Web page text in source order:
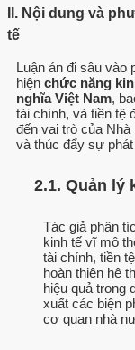
II. Nội dung và
tế
Luận án đi sâu vào
hiện chức năng
nghĩa Việt Nam,
tài chính, và tiền tệ
đến vai trò của
và thúc đẩy sự
2.1. Quản lý
Tác giả phân
kinh tế vĩ mô
tài chính, tiền
hoàn thiện hệ
hiệu quả trong
xuất các biện
cơ quan nhà